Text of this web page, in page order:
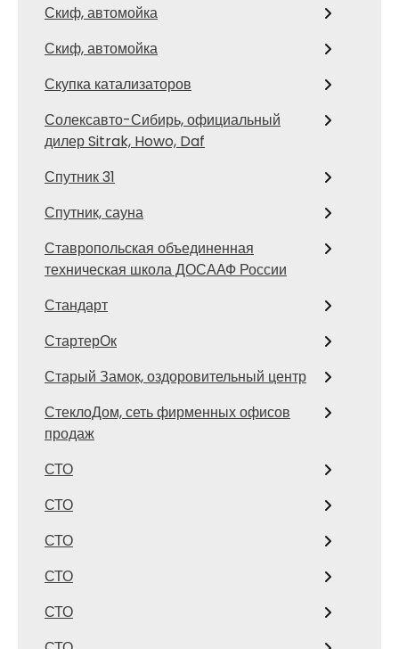
Скиф, автомойка
Скиф, автомойка
Скупка катализаторов
Солексавто-Сибирь, официальный
дилер Sitrak, Howo, Daf
Спутник 31
Спутник, сауна
Ставропольская объединенная
техническая школа ДОСААФ России
Стандарт
СтартерОк
Старый Замок, оздоровительный центр
СтеклоДом, сеть фирменных офисов
продаж
СТО
СТО
СТО
СТО
СТО